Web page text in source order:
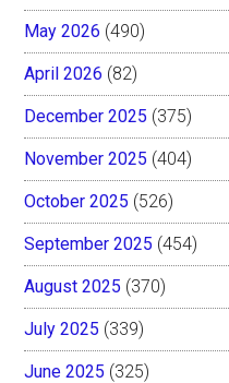
May 2026 (490)
April 2026 (82)
December 2025 (375)
November 2025 (404)
October 2025 (526)
September 2025 (454)
August 2025 (370)
July 2025 (339)
June 2025 (325)